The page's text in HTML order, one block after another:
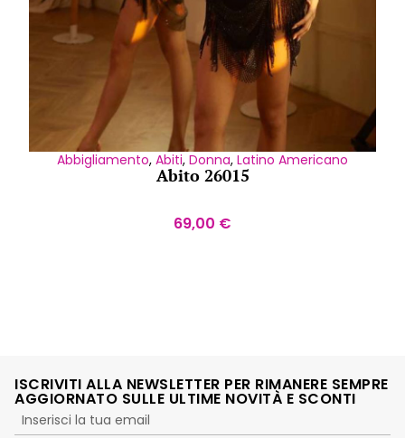
Abbigliamento, Abiti, Donna, Latino Americano
Abito 26015
69,00 €
ISCRIVITI ALLA NEWSLETTER PER RIMANERE SEMPRE
AGGIORNATO SULLE ULTIME NOVITÀ E SCONTI